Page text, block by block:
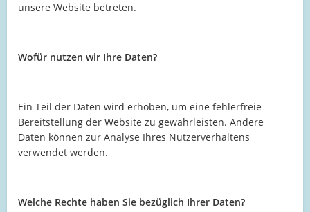
unsere Website betreten.
Wofür nutzen wir Ihre Daten?
Ein Teil der Daten wird erhoben, um eine fehlerfreie
Bereitstellung der Website zu gewährleisten. Andere
Daten können zur Analyse Ihres Nutzerverhaltens
verwendet werden.
Welche Rechte haben Sie bezüglich Ihrer Daten?